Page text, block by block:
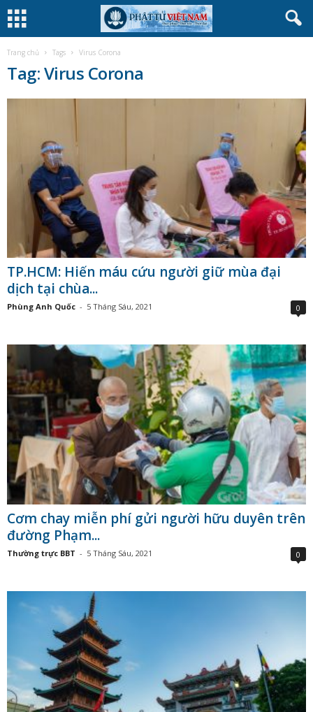
Trang chủ Tags Virus Corona
Tag: Virus Corona
TP.HCM: Hiến máu cứu người giữ mùa đại
dịch tại chùa...
Phùng Anh Quốc - 5 Tháng Sáu, 2021 0
Cơm chay miễn phí gửi người hữu duyên trên
đường Phạm...
Thường trực BBT - 5 Tháng Sáu, 2021 0